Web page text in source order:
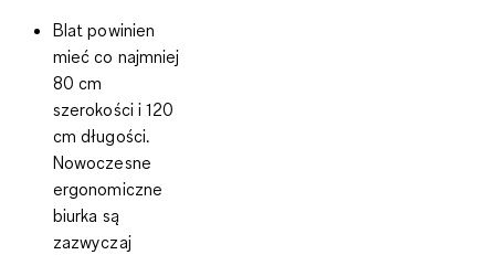
Blatpowinien
mieć co najmniej
80 cm
szerokości i 120
cm długości.
Nowoczesne
ergonomiczne
biurka są
zazwyczaj